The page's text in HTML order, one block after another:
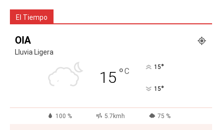
El Tiempo
OIA
Lluvia Ligera
15 °C 15°
15°
100 % 5.7kmh 75 %